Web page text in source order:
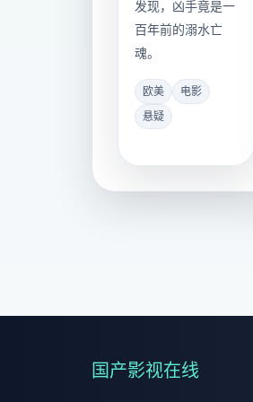
发现，凶手竟是一
百年前的溺水亡
魂。
欧美
电影
悬疑
国产影视在线